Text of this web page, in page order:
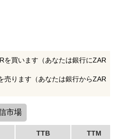
を買います（あなたは銀行にZAR
売ります（あなたは銀行からZAR
市場
TTB
TTM